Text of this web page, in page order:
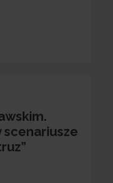
scenariusze